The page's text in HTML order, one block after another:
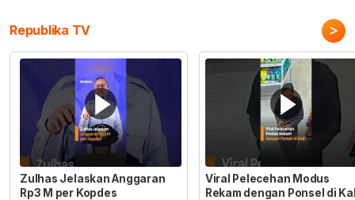
Republika TV >
Zulhas Jelaskan Anggaran
Rp3 M per Kopdes
Viral Pelecehan Modus
Rekam dengan Ponsel di